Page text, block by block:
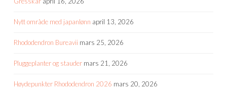
Nytt område med japanlønn april 13, 2026
Rhododendron Bureavii mars 25, 2026
Pluggeplanter og stauder mars 21, 2026
Høydepunkter Rhododendron 2026 mars 20, 2026